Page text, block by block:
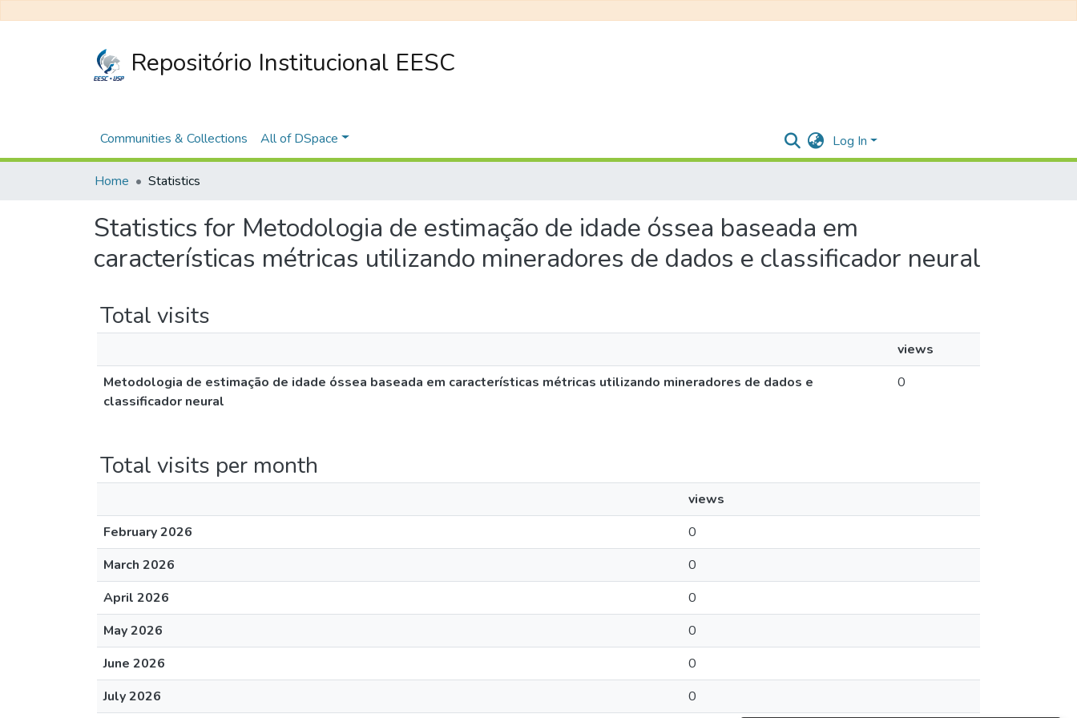
Repositório Institucional EESC
Communities & Collections All of DSpace Log In
Home Statistics
Statistics for Metodologia de estimação de idade óssea baseada em
características métricas utilizando mineradores de dados e classificador neural
Total visits
views
Metodologia de estimação de idade óssea baseada em características métricas utilizando mineradores de dados e
classificador neural
0
Total visits per month
views
February 2026
0
March 2026
0
April 2026
0
May 2026
0
June 2026
0
July 2026
0